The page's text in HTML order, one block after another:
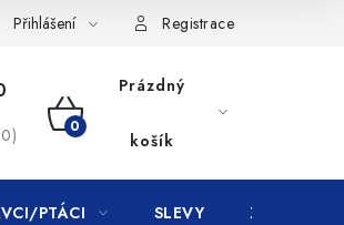
Přihlášení Registrace
NÁKUPNÍ
KOŠÍK
Prázdný
košík
PTÁCI SLEVY ZNAČKY